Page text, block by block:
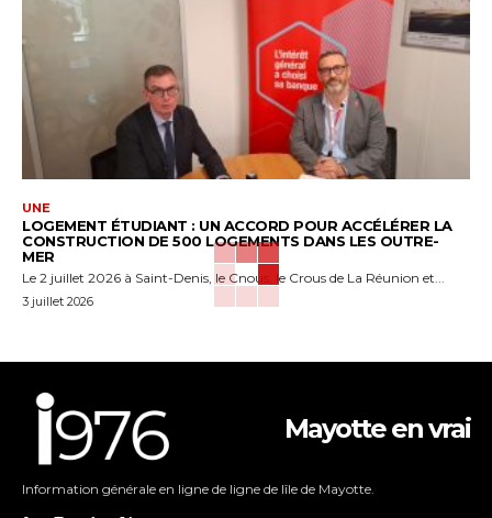
UNE
LOGEMENT ÉTUDIANT : UN ACCORD POUR ACCÉLÉRER LA
CONSTRUCTION DE 500 LOGEMENTS DANS LES OUTRE-
MER
Le 2 juillet 2026 à Saint-Denis, le Cnous, le Crous de La Réunion et...
3 juillet 2026
Mayotte en vrai
Information générale en ligne de ligne de lîle de Mayotte.